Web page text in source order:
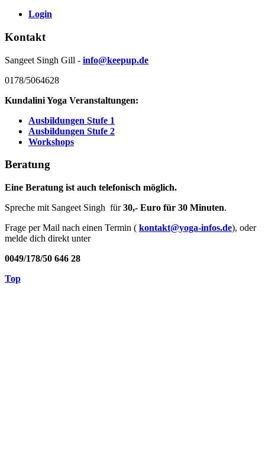
Login
Kontakt
Sangeet Singh Gill - info@keepup.de
0178/5064628
Kundalini Yoga Veranstaltungen:
Ausbildungen Stufe 1
Ausbildungen Stufe 2
Workshops
Beratung
Eine Beratung ist auch telefonisch möglich.
Spreche mit Sangeet Singh für30,- Euro für 30 Minuten.
Frage per Mail nach einen Termin ( kontakt@yoga-infos.de), oder
melde dich direkt unter
0049/178/50 646 28
Top